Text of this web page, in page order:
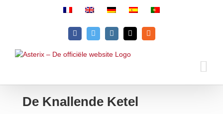
FacebookTwitterInstagramEmailRss
De Knallende Ketel